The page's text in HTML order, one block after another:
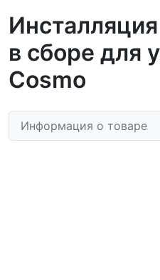
в сборе для
Cosmo
Информация о товаре